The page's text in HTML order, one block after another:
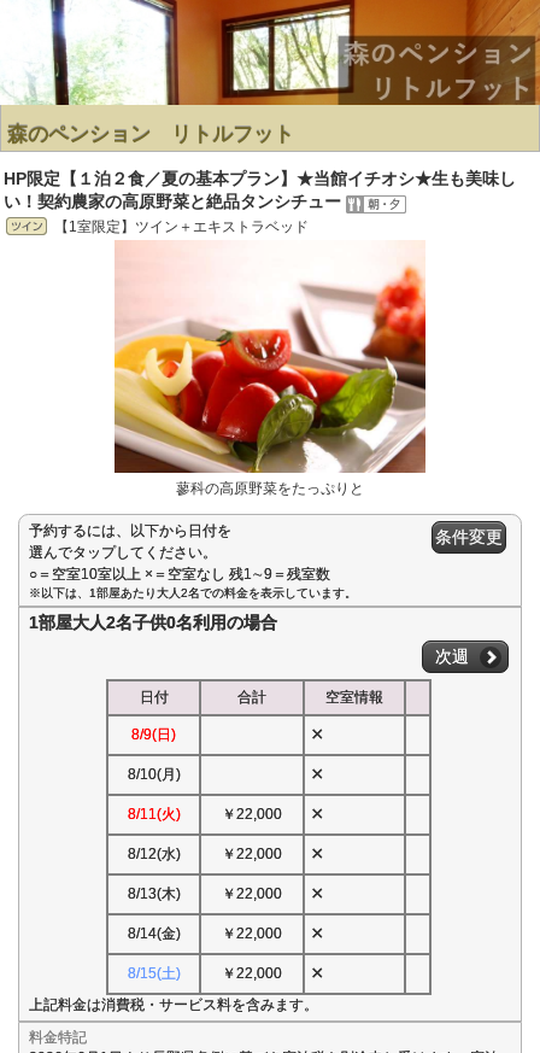
森のペンション リトルフット
HP限定【１泊２食／夏の基本プラン】★当館イチオシ★生も美味し
い！契約農家の高原野菜と絶品タンシチュー
【1室限定】ツイン＋エキストラベッド
蓼科の高原野菜をたっぷりと
予約するには、以下から日付を
選んでタップしてください。
○＝空室10室以上 ×＝空室なし 残1∼9＝残室数
条件変更
※以下は、1部屋あたり大人2名での料金を表示しています。
1部屋大人2名子供0名利用の場合
次週
日付 合計 空室情報
8/9(日) ×
8/10(月) ×
8/11(火) ￥22,000 ×
8/12(水) ￥22,000 ×
8/13(木) ￥22,000 ×
8/14(金) ￥22,000 ×
8/15(土) ￥22,000 ×
上記料金は消費税・サービス料を含みます。
料金特記